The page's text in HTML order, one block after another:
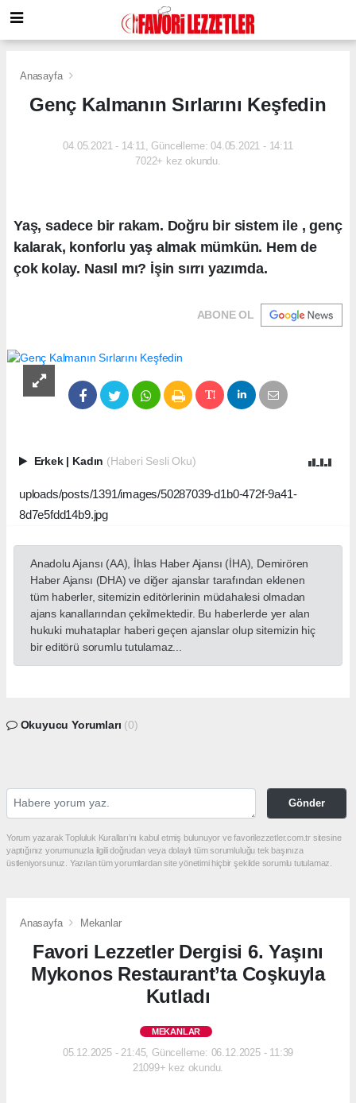
Anasayfa
Genç Kalmanın Sırlarını Keşfedin
04.05.2021 - 14:11, Güncelleme: 04.05.2021 - 14:11
7022+ kez okundu.
Yaş, sadece bir rakam. Doğru bir sistem ile , genç
kalarak, konforlu yaş almak mümkün. Hem de
çok kolay. Nasıl mı? İşin sırrı yazımda.
ABONE OL
Erkek | Kadın (Haberi Sesli Oku)
uploads/posts/1391/images/50287039-d1b0-472f-9a41-
8d7e5fdd14b9.jpg
Anadolu Ajansı (AA), İhlas Haber Ajansı (İHA), Demirören
Haber Ajansı (DHA) ve diğer ajanslar tarafından eklenen
tüm haberler, sitemizin editörlerinin müdahalesi olmadan
ajans kanallarından çekilmektedir. Bu haberlerde yer alan
hukuki muhataplar haberi geçen ajanslar olup sitemizin hiç
bir editörü sorumlu tutulamaz...
Okuyucu Yorumları (0)
Gönder
Yorum yazarak Topluluk Kuralları’nı kabul etmiş bulunuyor ve favorilezzetler.com.tr sitesine
yaptığınız yorumunuzla ilgili doğrudan veya dolaylı tüm sorumluluğu tek başınıza
üstleniyorsunuz. Yazılan tüm yorumlardan site yönetimi hiçbir şekilde sorumlu tutulamaz.
Anasayfa Mekanlar
Favori Lezzetler Dergisi 6. Yaşını
Mykonos Restaurant’ta Coşkuyla
Kutladı
MEKANLAR
05.12.2025 - 21:45, Güncelleme: 06.12.2025 - 11:39
21099+ kez okundu.